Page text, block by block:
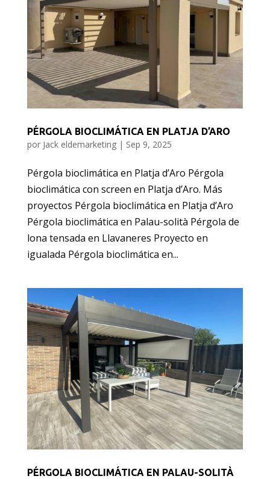
PÉRGOLA BIOCLIMÁTICA EN PLATJA D’ARO
por Jack eldemarketing| Sep 9, 2025
Pérgola bioclimática en Platja d’Aro Pérgola
bioclimática con screen en Platja d’Aro. Más
proyectos Pérgola bioclimática en Platja d’Aro
Pérgola bioclimática en Palau-solità Pérgola de
lona tensada en Llavaneres Proyecto en
igualada Pérgola bioclimática en...
PÉRGOLA BIOCLIMÁTICA EN PALAU-SOLITÀ